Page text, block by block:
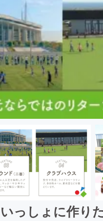
っしょに作り